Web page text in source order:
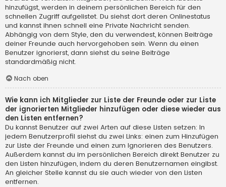
hinzufügst, werden in deinem persönlichen Bereich für den
schnellen Zugriff aufgelistet. Du siehst dort deren Onlinestatus
und kannst ihnen schnell eine Private Nachricht senden.
Abhängig von dem Style, den du verwendest, können Beiträge
deiner Freunde auch hervorgehoben sein. Wenn du einen
Benutzer ignorierst, dann siehst du seine Beiträge
standardmäßig nicht.
Nach oben
Wie kann ich Mitglieder zur Liste der Freunde oder zur Liste
der ignorierten Mitglieder hinzufügen oder diese wieder aus
den Listen entfernen?
Du kannst Benutzer auf zwei Arten auf diese Listen setzen: In
jedem Benutzerprofil siehst du zwei Links: einen zum Hinzufügen
zur Liste der Freunde und einen zum Ignorieren des Benutzers.
Außerdem kannst du im persönlichen Bereich direkt Benutzer zu
den Listen hinzufügen, indem du deren Benutzernamen eingibst.
An gleicher Stelle kannst du sie auch wieder von den Listen
entfernen.